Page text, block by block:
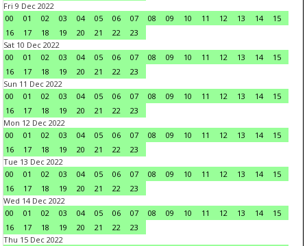
Fri 9 Dec 2022
00
01 02 03 04 05 06 07 08 09 10 11 12 13 14
15
16
17 18 19 20 21 22
23
Sat 10 Dec 2022
00
01 02 03 04 05 06 07 08 09 10 11 12 13 14
15
16
17 18 19 20 21 22
23
Sun 11 Dec 2022
00
01 02 03 04 05 06 07 08 09 10 11 12 13 14
15
16
17 18 19 20 21 22
23
Mon 12 Dec 2022
00
01 02 03 04 05 06 07 08 09 10 11 12 13 14
15
16
17 18 19 20 21 22
23
Tue 13 Dec 2022
00
01 02 03 04 05 06 07 08 09 10 11 12 13 14
15
16
17 18 19 20 21 22
23
Wed 14 Dec 2022
00
01 02 03 04 05 06 07 08 09 10 11 12 13 14
15
16
17 18 19 20 21 22
23
Thu 15 Dec 2022